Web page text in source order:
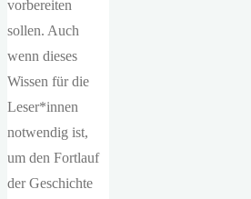
vorbereiten
sollen. Auch
wenn dieses
Wissen für die
Leser*innen
notwendig ist,
um den Fortlauf
der Geschichte